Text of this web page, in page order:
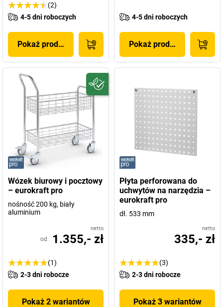
(2)
4-5 dni roboczych
Pokaż produkt
4-5 dni roboczych
Pokaż produkt
Wózek biurowy i pocztowy
– eurokraft pro
nośność 200 kg, biały
aluminium
netto
od 1.355,- zł
(1)
2-3 dni robocze
Pokaż 2 wariantów
Płyta perforowana do
uchwytów na narzędzia –
eurokraft pro
dł. 533 mm
netto
335,- zł
(3)
2-3 dni robocze
Pokaż 3 wariantów